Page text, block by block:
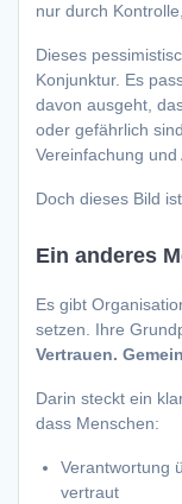
nur durch
Dieses
Konjunktur. Es
davon ausgeht,
oder gefährlich
Vereinfachung
Doch dieses Bild
Ein anderes
Es gibt
setzen. Ihre
Vertrauen.
Darin steckt ein
dass Menschen:
Verantwortung
vertraut